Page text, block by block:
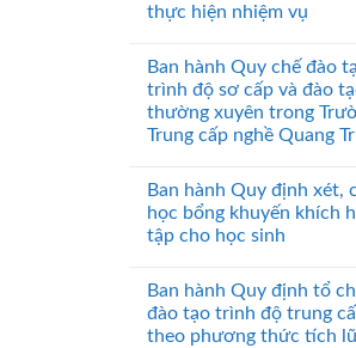
thực hiện nhiệm vụ
Ban hành Quy chế đào
trình độ sơ cấp và đào
thường xuyên trong
Trung cấp nghề Quang
Ban hành Quy định xét,
học bổng khuyến khích
tập cho học sinh
Ban hành Quy định tổ
đào tạo trình độ trung
theo phương thức tích